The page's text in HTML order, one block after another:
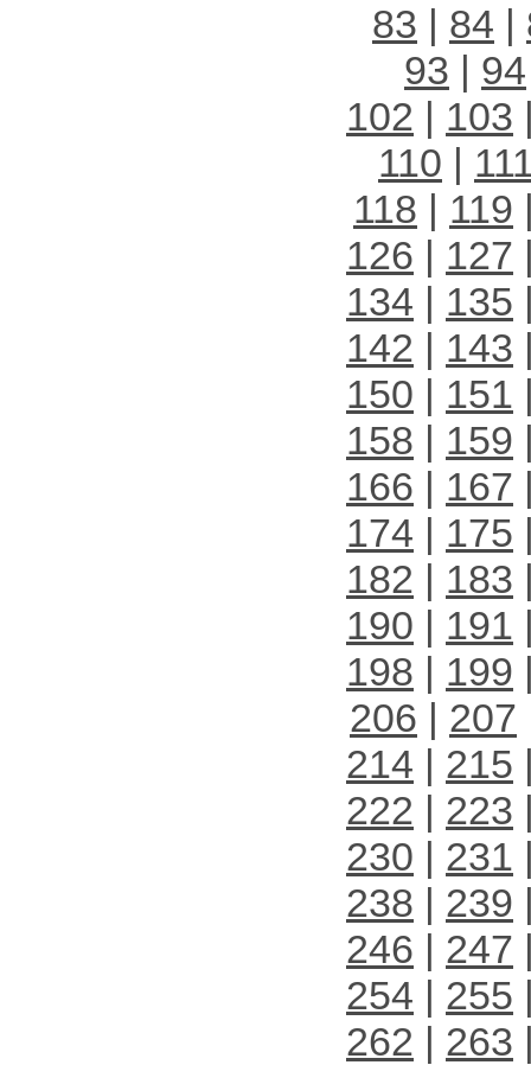
83 | 84 |
93 | 94
102 | 103
110 |
118 | 119
126 | 127
134 | 135
142 | 143
150 | 151
158 | 159
166 | 167
174 | 175
182 | 183
190 | 191
198 | 199
206 | 207
214 | 215
222 | 223
230 | 231
238 | 239
246 | 247
254 | 255
262 | 263